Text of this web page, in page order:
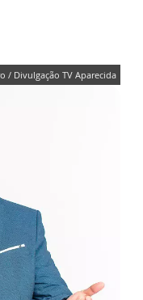
/ Divulgação TV Aparecida